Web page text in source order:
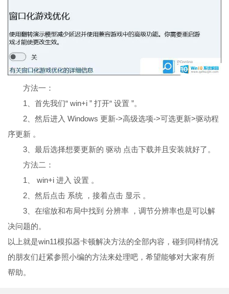
方法一：
1、首先我们“ win+i ” 打开“ 设置 ”。
2、然后进入 Windows 更新->高级选项->可选更新>驱动程
序更新 。
3、最后选择想要更新的 驱动 点击下载并且安装就好了。
方法二：
1、 win+i 进入 设置 。
2、然后点击 系统 ，接着点击 显示 。
3、在缩放和布局中找到 分辨率 ，调节分辨率也是可以解
决问题的。
以上就是win11模拟器卡顿解决方法的全部内容，碰到同样情况
的朋友们赶紧参照小编的方法来处理吧，希望能够对大家有所
帮助。